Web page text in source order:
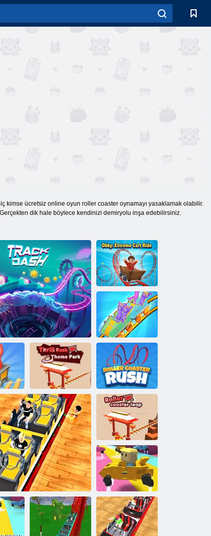
kimse ücretsiz online oyun roller coaster oynamayı yasaklamak olabilir.
dik hale böylece kendinizi demiryolu inşa edebilirsiniz.
Takip Çizgisi
Obby: Aşırı
Araba Gezisi
Roller Coaster
Rush
Thrill Rush
Tema Parkı
Hız Treni
Koşusu
Hız treni
sıçraması
Kogama:
Rollercoaster
Dünyası